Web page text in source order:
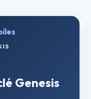
Genesis